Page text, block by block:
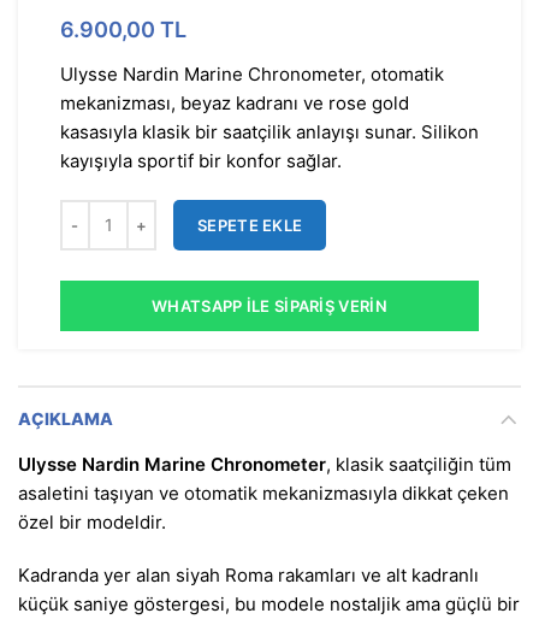
6.900,00 TL
Ulysse Nardin Marine Chronometer, otomatik
mekanizması, beyaz kadranı ve rose gold
kasasıyla klasik bir saatçilik anlayışı sunar. Silikon
kayışıyla sportif bir konfor sağlar.
SEPETE EKLE
WHATSAPP İLE SIPARIŞ VERIN
AÇIKLAMA
Ulysse Nardin Marine Chronometer, klasik saatçiliğin tüm
asaletini taşıyan ve otomatik mekanizmasıyla dikkat çeken
özel bir modeldir.
Kadranda yer alan siyah Roma rakamları ve alt kadranlı
küçük saniye göstergesi, bu modele nostaljik ama güçlü bir